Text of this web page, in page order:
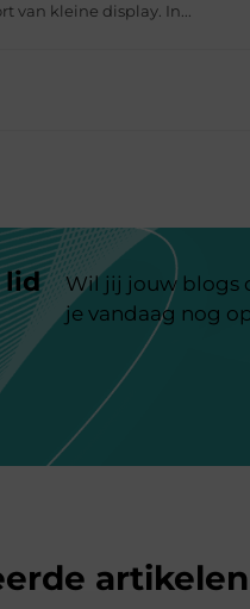
van kleine display. In...
lid
Wil jij jouw blogs
je vandaag nog
artikelen